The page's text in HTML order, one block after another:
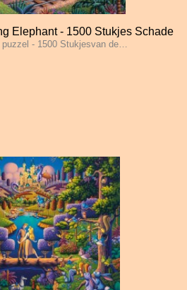
Elephant - 1500 Stukjes Schade
- 1500 Stukjesvan de…